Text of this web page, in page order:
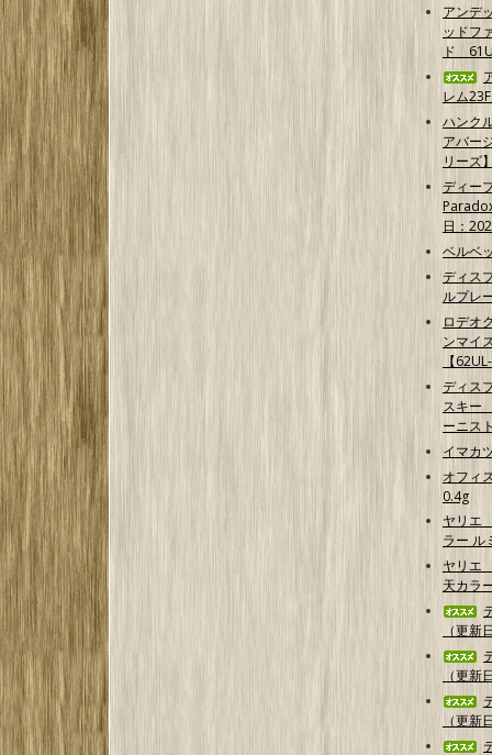
アンデ
ッドフ
ド
レム
ハンク
アバー
リーズ
ディー
日：
ベルベ
ディス
ルプレ
ロデオ
ンマイ
【
ディス
スキー
ーニス
イマカ
オフィ
0.4g
ヤリエ
ラー ル
ヤリエ
天カラ
（更新
（更新
（更新